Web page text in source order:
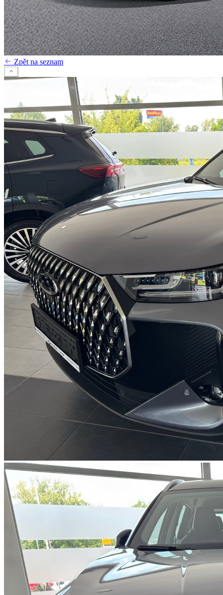
Zpět na seznam